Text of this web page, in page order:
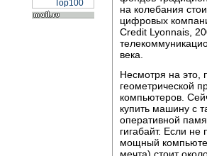
на колебания
цифровых
Credit Lyonnais,
века.
Несмотря на это,
геометрической
компьютеров.
купить машину с
оперативной
гигабайт. Если
мощный
мечта) стоит